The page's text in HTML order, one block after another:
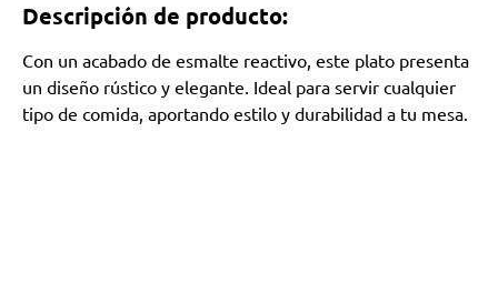
Descripción de producto:
Con un acabado de esmalte reactivo, este plato presenta
un diseño rústico y elegante. Ideal para servir cualquier
tipo de comida, aportando estilo y durabilidad a tu mesa.